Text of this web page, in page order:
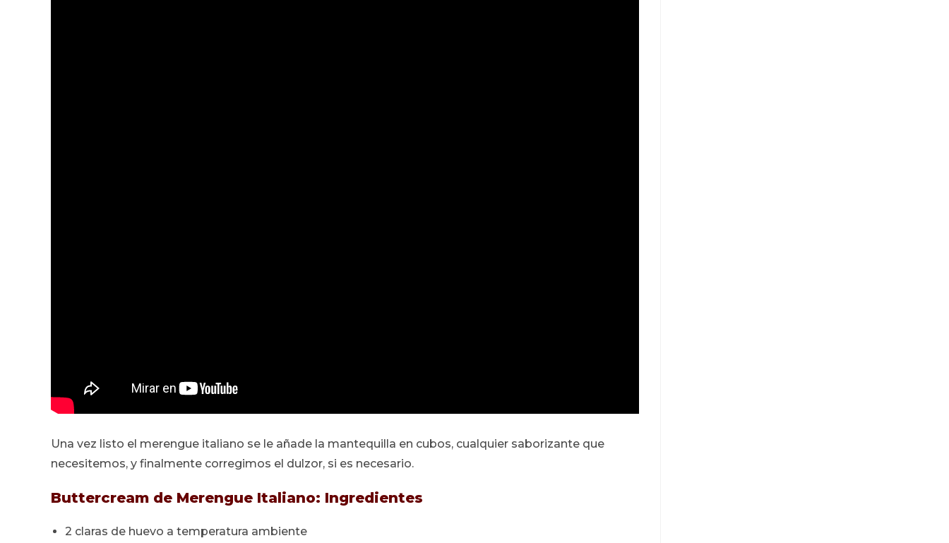
Una vez listo el merengue italiano se le añade la mantequilla en cubos, cualquier saborizante que
necesitemos, y finalmente corregimos el dulzor, si es necesario.
Buttercream de Merengue Italiano: Ingredientes
2 claras de huevo a temperatura ambiente